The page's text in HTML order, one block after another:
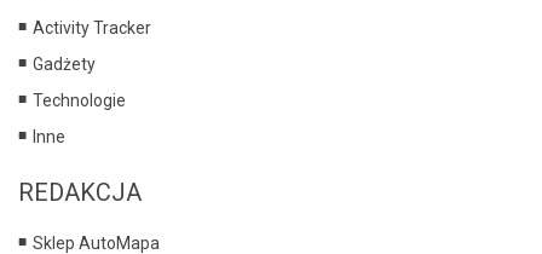
Activity Tracker
Gadżety
Technologie
Inne
REDAKCJA
Sklep AutoMapa